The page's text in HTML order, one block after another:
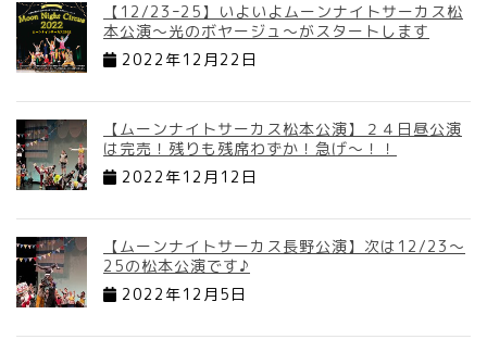
【12/23ｰ25】いよいよムーンナイトサーカス松
本公演～光のボヤージュ～がスタートします
2022年12月22日
【ムーンナイトサーカス松本公演】２４日昼公演
は完売！残りも残席わずか！急げ～！！
2022年12月12日
【ムーンナイトサーカス長野公演】次は12/23～
25の松本公演です♪
2022年12月5日